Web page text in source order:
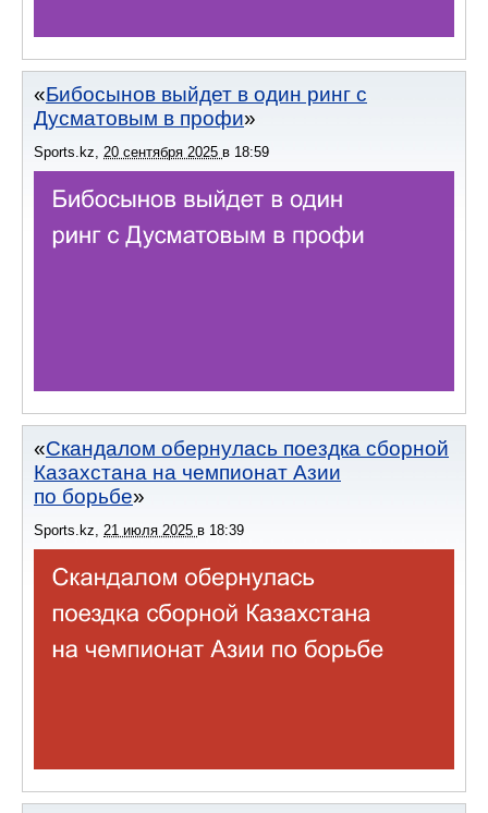
Бибосынов выйдет в один ринг с
Дусматовым в профи
Sports.kz, 20 сентября 2025 в 18:59
Скандалом обернулась поездка сборной
Казахстана на чемпионат Азии
по борьбе
Sports.kz 21 июля 2025 в 18:39